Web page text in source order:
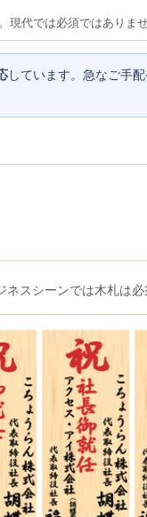
現代では必須ではありま
しています。急なご手
スシーンでは木札は